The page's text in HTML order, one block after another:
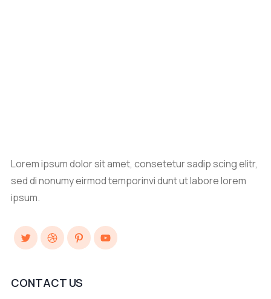
Lorem ipsum dolor sit amet, consetetur sadip scing elitr,
sed di nonumy eirmod temporinvi dunt ut labore lorem
ipsum.
TwitterDribbblePinterestYouTube
CONTACT US